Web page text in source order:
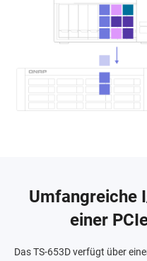
Umfangreiche
einer
Das TS-653D verfügt über